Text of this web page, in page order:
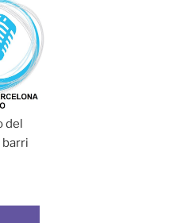
del
barri